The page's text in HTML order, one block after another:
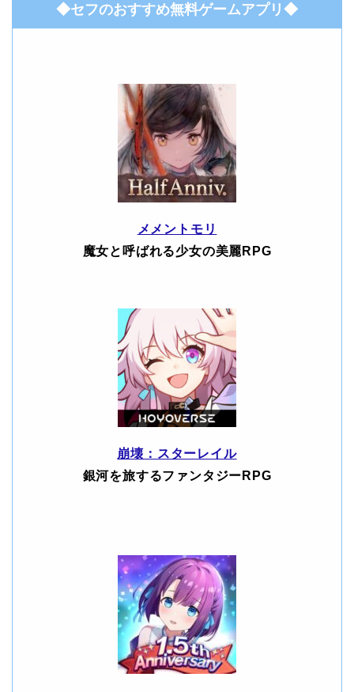
◆セフのおすすめ無料ゲームアプリ◆
メメントモリ
魔女と呼ばれる少女の美麗RPG
崩壊：スターレイル
銀河を旅するファンタジーRPG